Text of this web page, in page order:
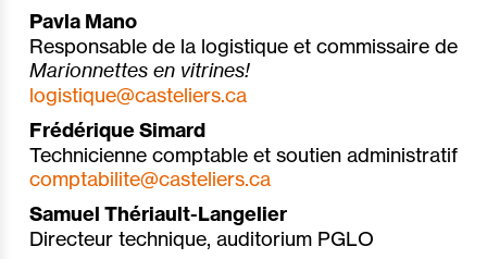
Pavla Mano
Responsable de la logistique et commissaire de
Marionnettes en vitrines!
logistique@casteliers.ca
Frédérique Simard
Technicienne comptable et soutien administratif
comptabilite@casteliers.ca
Samuel Thériault-Langelier
Directeur technique, auditorium PGLO